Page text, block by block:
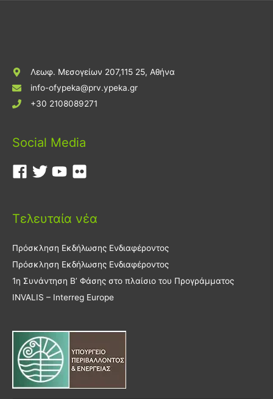
Λεωφ. Μεσογείων 207,115 25, Αθήνα
info-ofypeka@prv.ypeka.gr
+30 2108089271
Social Media
Τελευταία νέα
Πρόσκληση Εκδήλωσης Ενδιαφέροντος
Πρόσκληση Εκδήλωσης Ενδιαφέροντος
1η Συνάντηση Β’ Φάσης στο πλαίσιο του Προγράμματος
INVALIS – Interreg Europe